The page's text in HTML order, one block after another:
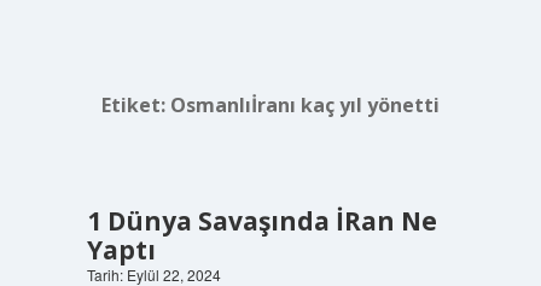
Etiket: Osmanlıİranı kaç yıl yönetti
1 Dünya Savaşında İRan Ne
Yaptı
Tarih: Eylül 22, 2024